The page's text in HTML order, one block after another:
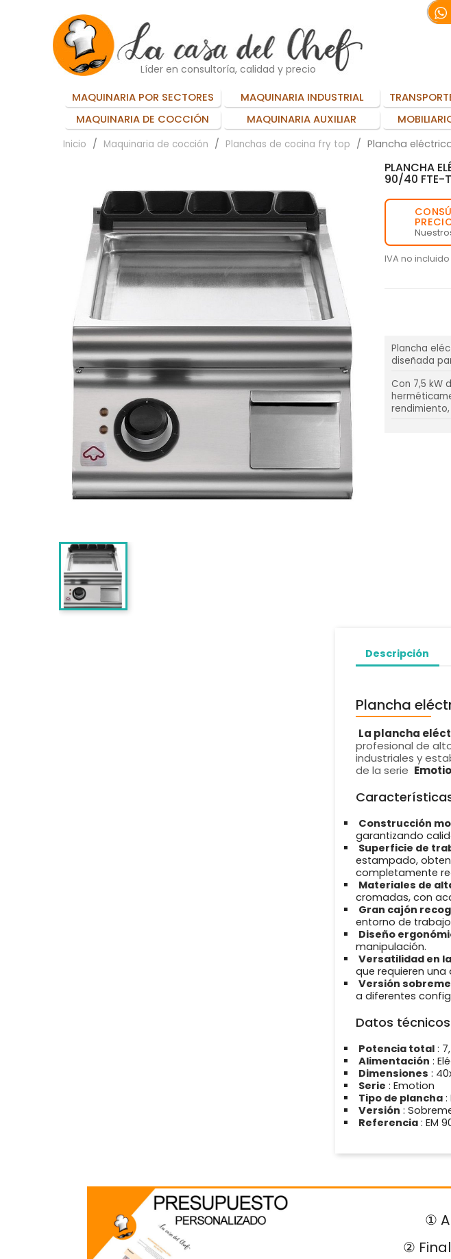
Líder en consultoría, calidad y precio
MAQUINARIA POR SECTORES MAQUINARIA INDUSTRIAL
MAQUINARIA DE COCCIÓN
MAQUINARIA AUXILIAR
Inicio Maquinaria de cocción Planchas de cocina fry top Plancha
PLANCHA
90/40 FTE-T
IVA no incluido
Plancha
diseñada
Con 7,5 kW
Descripción
Plancha
La plancha
profesional de
industriales y
de la serie
Construcción
garantizando
Superficie de
estampado,
completamente
Materiales de
cromadas, con
Gran cajón
entorno de
Diseño
manipulación.
Versatilidad en
que requieren
Versión
a diferentes
Datos técnicos
Potencia total :
Alimentación :
Dimensiones :
Serie : Emotion
Tipo de plancha :
Versión :
Referencia : EM
①
②